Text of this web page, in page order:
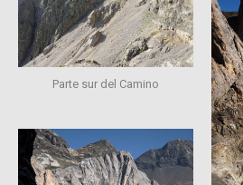
Parte sur del Camino